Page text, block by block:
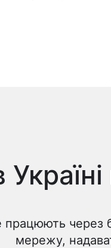
через
мережу,